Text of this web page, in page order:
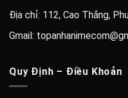
Địa chỉ: 112, Cao Thắng,
Gmail:
Quy Định – Điều Khoản